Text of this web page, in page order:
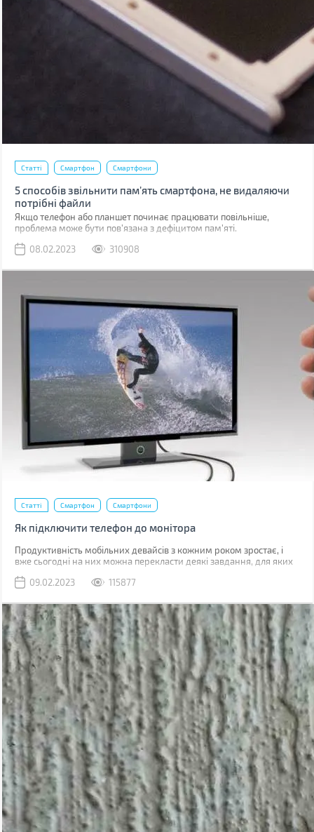
Статті Смартфон Смартфони
5 способів звільнити пам’ять смартфона, не видаляючи
потрібні файли
Якщо телефон або планшет починає працювати повільніше,
проблема може бути пов'язана з дефіцитом пам'яті.
08.02.2023
310908
Статті Смартфон Смартфони
Як підключити телефон до монітора
Продуктивність мобільних девайсів з кожним роком зростає, і
вже сьогодні на них можна перекласти деякі завдання, для яких
09.02.2023
115877